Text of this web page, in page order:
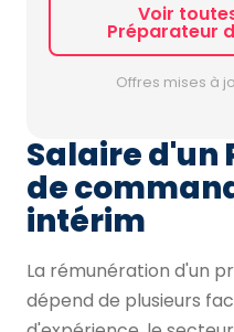
Voir
Préparateur
Offres mises à
Salaire d'un
de
intérim
La rémunération d'un
dépend de plusieurs